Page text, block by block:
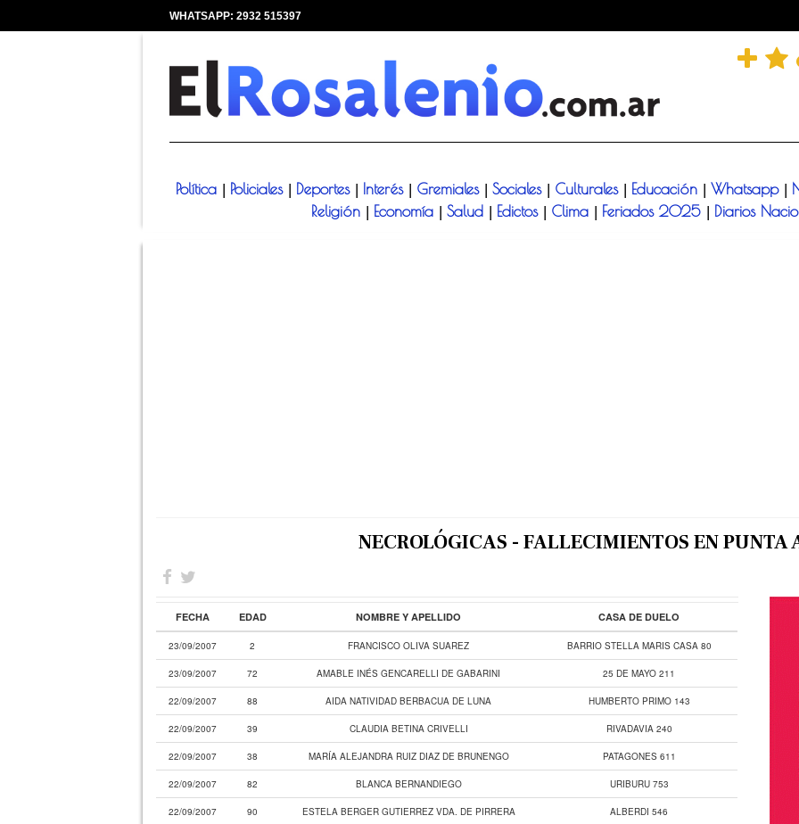
WHATSAPP: 2932 515397
Política
Policiales Deportes Interés Gremiales Sociales Culturales Educación Whatsapp
Religión
Economía Salud Edictos Clima Feriados 2025 Diarios
NECROLÓGICAS - FALLECIMIENTOS EN PUNTA
FECHA EDAD NOMBRE Y APELLIDO CASA DE DUELO
23/09/2007 2 FRANCISCO OLIVA SUAREZ BARRIO STELLA MARIS CASA 80
23/09/2007 72 AMABLE INÉS GENCARELLI DE GABARINI 25 DE MAYO 211
22/09/2007 88 AIDA NATIVIDAD BERBACUA DE LUNA HUMBERTO PRIMO 143
22/09/2007 39 CLAUDIA BETINA CRIVELLI RIVADAVIA 240
22/09/2007 38 MARÍA ALEJANDRA RUIZ DIAZ DE BRUNENGO PATAGONES 611
22/09/2007 82 BLANCA BERNANDIEGO URIBURU 753
22/09/2007 90 ESTELA BERGER GUTIERREZ VDA. DE PIRRERA ALBERDI 546